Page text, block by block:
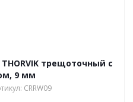
трещоточный с
9 мм
CRRW09